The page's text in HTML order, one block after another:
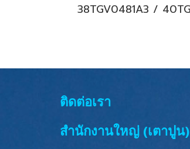
ติดต่อเรา
สำนักงานใหญ่ (เตาปูน)